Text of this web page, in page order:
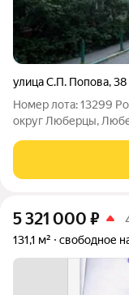
улица С.П. Попова,38
Номер лота: 13299
округ Люберцы,
площадью 108 кв.
помещение общей
5 321 000 ₽
131,1 м² свободное